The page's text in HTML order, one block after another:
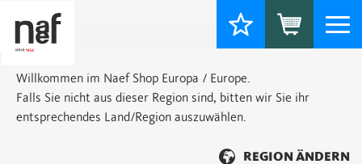
Willkommen im Naef Shop Europa / Europe.
Falls Sie nicht aus dieser Region sind, bitten wir Sie ihr
entsprechendes Land/Region auszuwählen.
REGION ÄNDERN